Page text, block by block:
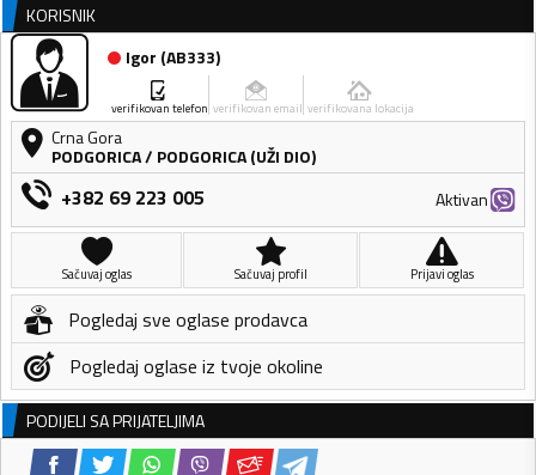
KORISNIK
Igor (AB333)
verifikovan telefon verifikovan email verifikovana lokacija
Crna Gora
PODGORICA/ PODGORICA (UŽI DIO)
+382 69 223 005 Aktivan
Sačuvaj oglas Sačuvaj profil Prijavi oglas
Pogledaj sve oglase prodavca
Pogledaj oglase iz tvoje okoline
PODIJELI SA PRIJATELJIMA